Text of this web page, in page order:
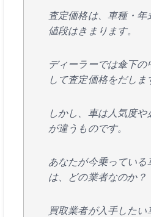
査定価格は、車種・
値段はきまります。
ディーラーでは傘下
して査定価格をだしま
しかし、車は人気度
が違うものです。
あなたが今乗ってい
は、どの業者なのか？
買取業者が入手した